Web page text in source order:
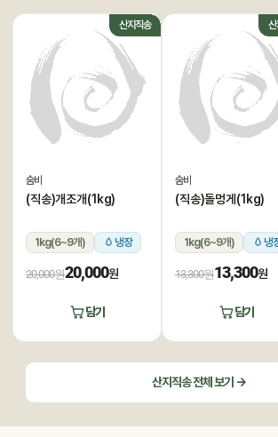
산지직송
숨비
(직송)개조개(1kg)
1kg(6~9개) 냉장
20,000원20,000원
담기
숨비
(직송)돌멍게(1kg)
1kg(6~9개) 냉
13,300원13,300원
담기
산지직송 전체 보기 →